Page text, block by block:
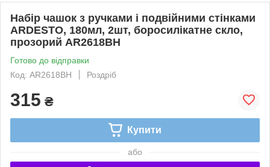
Набір чашок з ручками і подвійними стінками
ARDESTO, 180мл, 2шт, боросилікатне скло,
прозорий AR2618BH
Готово до відправки
Код: AR2618BH
Роздріб
315 ₴
Купити
або